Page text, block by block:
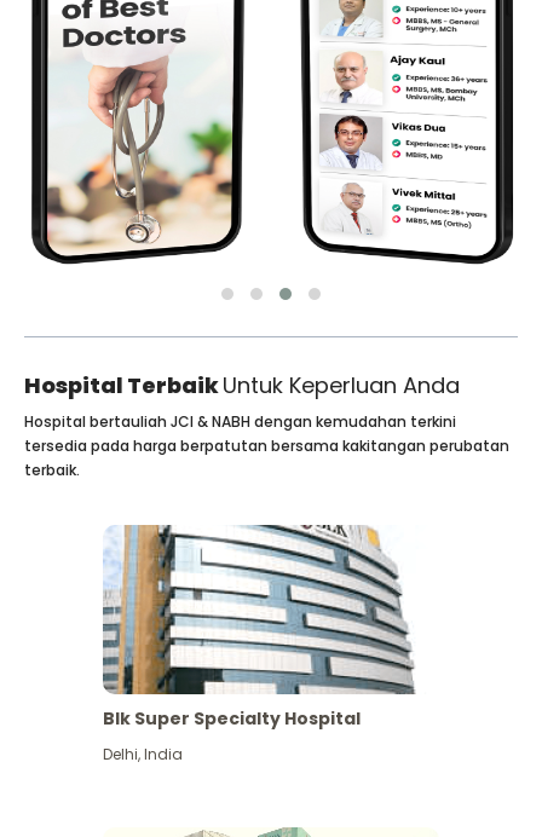
Hospital TerbaikUntuk Keperluan Anda
Hospital bertauliah JCI & NABH dengan kemudahan terkini
tersedia pada harga berpatutan bersama kakitangan perubatan
terbaik.
Blk Super Specialty Hospital
Delhi,India